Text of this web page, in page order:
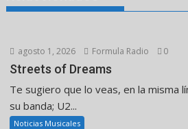
agosto 1, 2026 Formula Radio 0
Streets of Dreams
Te sugiero que lo veas, en la misma
su banda; U2...
Noticias Musicales